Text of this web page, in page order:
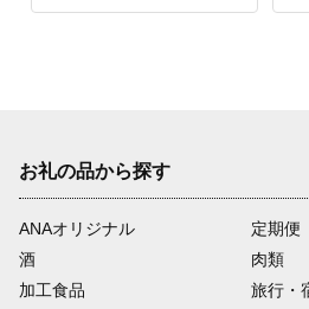
お礼の品から探す
ANAオリジナル
定期便
酒
肉類
加工食品
旅行・